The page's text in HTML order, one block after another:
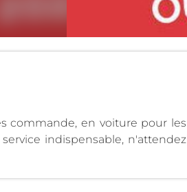
commande, en voiture pour les
indispensable, n'attendez